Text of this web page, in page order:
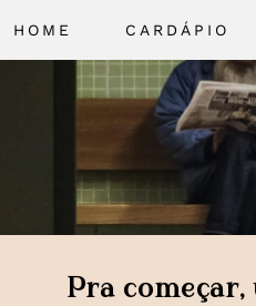
HOME CARDÁPIO
Pra começar,